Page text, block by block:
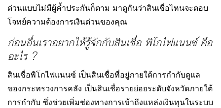
ด่วนแบบไม่มีผู้ค้ำประกันก็ตาม มาดูกันว่าสินเชื่อไหนจะตอบ
โจทย์ความต้องการเงินด่วนของคุณ
ก่อนอื่นเราอยากให้รู้จักกับสินเชื่อ พิโกไฟแนนซ์ คือ
อะไร ?
สินเชื่อพิโกไฟแนนซ์ เป็นสินเชื่อที่อยู่ภายใต้การกำกับดูแล
ของกระทรวงการคลัง เป็นสินเชื่อรายย่อยระดับจังหวัดภายใต้
การกำกับ ซึ่งช่วยเพิ่มช่องทางการเข้าถึงแหล่งเงินทุนในระบบ